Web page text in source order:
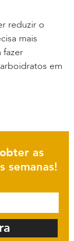
reduzir o
mais
em
as
semanas!